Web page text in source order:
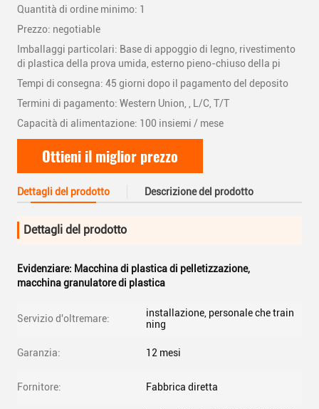
Quantità di ordine minimo: 1
Prezzo: negotiable
Imballaggi particolari: Base di appoggio di legno, rivestimento
di plastica della prova umida, esterno pieno-chiuso della pi
Tempi di consegna: 45 giorni dopo il pagamento del deposito
Termini di pagamento: Western Union, , L/C, T/T
Capacità di alimentazione: 100 insiemi / mese
Ottieni il miglior prezzo
Dettagli del prodotto Descrizione del prodotto
Dettagli del prodotto
Evidenziare: Macchina di plastica di pelletizzazione,
macchina granulatore di plastica
Servizio d'oltremare:
installazione, personale che train
ning
Garanzia: 12 mesi
Fornitore: Fabbrica diretta